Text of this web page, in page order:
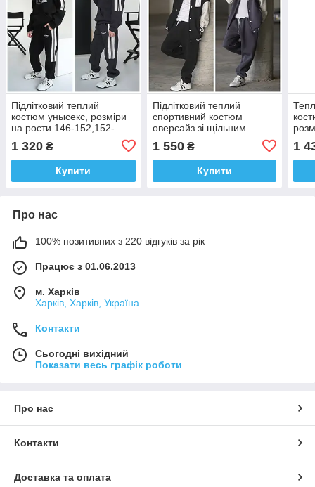
Підлітковий теплий
костюм унысекс, розміри
на рости 146-152,152-
1 320 ₴
Купити
Підлітковий теплий
спортивний костюм
оверсайз зі щільним
начосом, розміри на зріст
146 — 158
1 550₴
Купити
1
Про нас
100% позитивних з 220 відгуків за рік
Працює з 01.06.2013
м. Харків
Харків, Харків, Україна
Контакти
Сьогодні вихідний
Показати весь графік роботи
Про нас
Контакти
Доставка та оплата